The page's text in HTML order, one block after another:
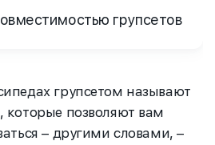
групсетов
групсетом называют
которые позволяют вам
– другими словами, –